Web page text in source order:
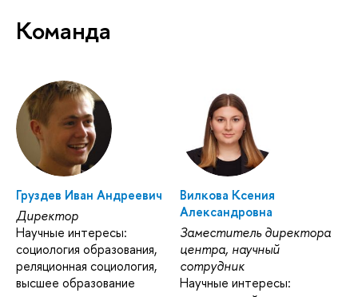
Команда
Груздев Иван Андреевич
Директор
Научные интересы:
социология образования,
реляционная социология,
высшее образование
Вилкова Ксения
Александровна
Заместитель директора
центра, научный
сотрудник
Научные интересы: